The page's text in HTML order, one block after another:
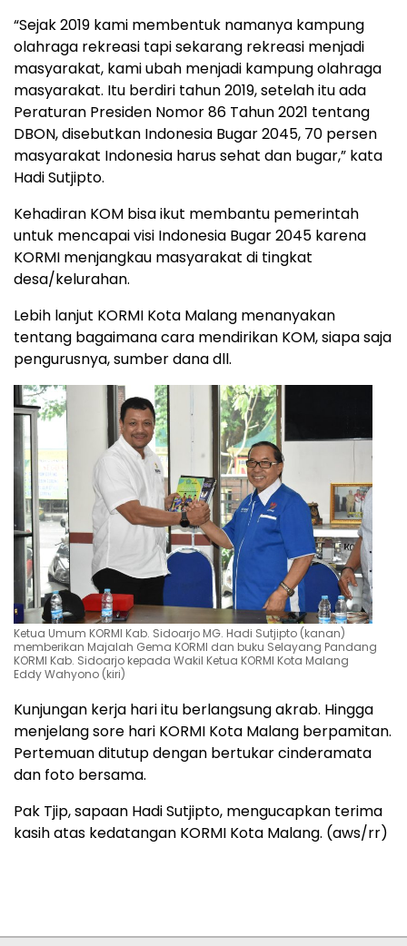
“Sejak 2019 kami membentuk namanya kampung
olahraga rekreasi tapi sekarang rekreasi menjadi
masyarakat, kami ubah menjadi kampung olahraga
masyarakat. Itu berdiri tahun 2019, setelah itu ada
Peraturan Presiden Nomor 86 Tahun 2021 tentang
DBON, disebutkan Indonesia Bugar 2045, 70 persen
masyarakat Indonesia harus sehat dan bugar,” kata
Hadi Sutjipto.
Kehadiran KOM bisa ikut membantu pemerintah
untuk mencapai visi Indonesia Bugar 2045 karena
KORMI menjangkau masyarakat di tingkat
desa/kelurahan.
Lebih lanjut KORMI Kota Malang menanyakan
tentang bagaimana cara mendirikan KOM, siapa saja
pengurusnya, sumber dana dll.
Ketua Umum KORMI Kab. Sidoarjo MG. Hadi Sutjipto (kanan)
memberikan Majalah Gema KORMI dan buku Selayang Pandang
KORMI Kab. Sidoarjo kepada Wakil Ketua KORMI Kota Malang
Eddy Wahyono (kiri)
Kunjungan kerja hari itu berlangsung akrab. Hingga
menjelang sore hari KORMI Kota Malang berpamitan.
Pertemuan ditutup dengan bertukar cinderamata
dan foto bersama.
Pak Tjip, sapaan Hadi Sutjipto, mengucapkan terima
kasih atas kedatangan KORMI Kota Malang. (aws/rr)